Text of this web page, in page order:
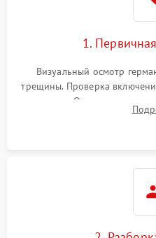
1.
Визуальный осмотр
трещины. Проверка
зарядки. Оценка вывода
проверка базовых